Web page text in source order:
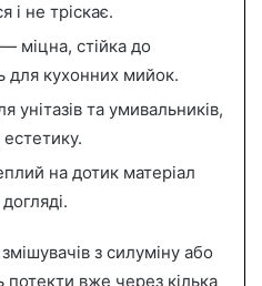
і не тріскає.
— міцна, стійка до
для кухонних мийок.
унітазів та умивальників,
на дотик матеріал
з силуміну або
вже через кілька